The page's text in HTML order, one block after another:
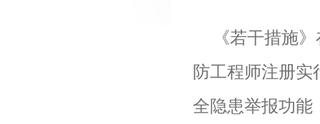
《若干措施
防工程师注册
全隐患举报功能